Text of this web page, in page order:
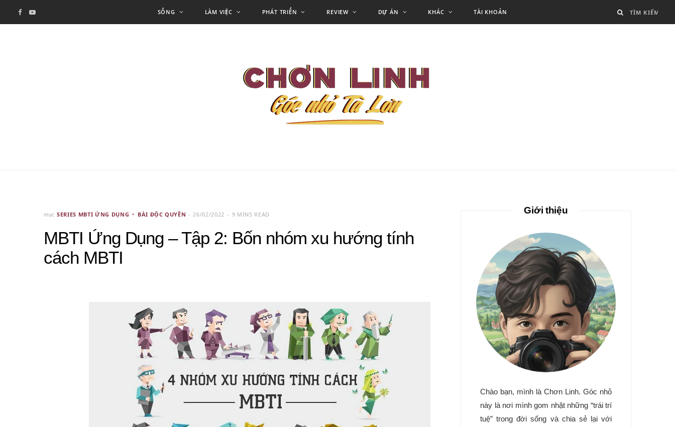
F Y SỐNG LÀM VIỆC PHÁT TRIỂN REVIEW DỰ ÁN KHÁC TÀI KHOẢN
mục SERIES MBTI ỨNG DỤNG BÀI ĐỘC QUYỀN 26/02/2022 9 MINS READ
MBTI Ứng Dụng – Tập 2: Bốn nhóm xu hướng tính
cách MBTI
Giới thiệu
Chào bạn, mình là Chơn Linh. Góc nhỏ
này là nơi mình gom nhặt những “trái trí
tuệ” trong đời sống và chia sẻ lại với